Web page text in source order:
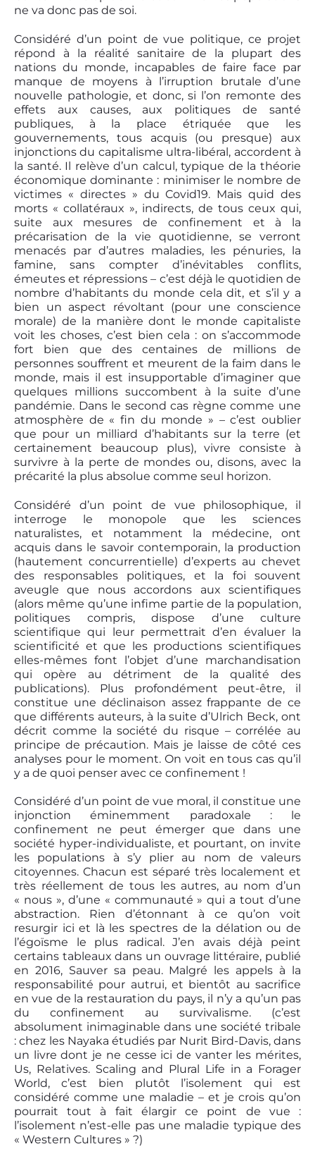
ne va donc pas de soi.
Considéré d’un point de vue politique, ce projet
répond à la réalité sanitaire de la plupart des
nations du monde, incapables de faire face par
manque de moyens à l’irruption brutale d’une
nouvelle pathologie, et donc, si l’on remonte des
effets aux causes, aux politiques de santé
publiques, à la place étriquée que les
gouvernements, tous acquis (ou presque) aux
injonctions du capitalisme ultra-libéral, accordent à
la santé. Il relève d’un calcul, typique de la théorie
économique dominante : minimiser le nombre de
victimes « directes » du Covid19. Mais quid des
morts « collatéraux », indirects, de tous ceux qui,
suite aux mesures de confinement et à la
précarisation de la vie quotidienne, se verront
menacés par d’autres maladies, les pénuries, la
famine, sans compter d’inévitables conflits,
émeutes et répressions – c’est déjà le quotidien de
nombre d’habitants du monde cela dit, et s’il y a
bien un aspect révoltant (pour une conscience
morale) de la manière dont le monde capitaliste
voit les choses, c’est bien cela : on s’accommode
fort bien que des centaines de millions de
personnes souffrent et meurent de la faim dans le
monde, mais il est insupportable d’imaginer que
quelques millions succombent à la suite d’une
pandémie. Dans le second cas règne comme une
atmosphère de « fin du monde » – c’est oublier
que pour un milliard d’habitants sur la terre (et
certainement beaucoup plus), vivre consiste à
survivre à la perte de mondes ou, disons, avec la
précarité la plus absolue comme seul horizon.
Considéré d’un point de vue philosophique, il
interroge le monopole que les sciences
naturalistes, et notamment la médecine, ont
acquis dans le savoir contemporain, la production
(hautement concurrentielle) d’experts au chevet
des responsables politiques, et la foi souvent
aveugle que nous accordons aux scientifiques
(alors même qu’une infime partie de la population,
politiques compris, dispose d’une culture
scientifique qui leur permettrait d’en évaluer la
scientificité et que les productions scientifiques
elles-mêmes font l’objet d’une marchandisation
qui opère au détriment de la qualité des
publications). Plus profondément peut-être, il
constitue une déclinaison assez frappante de ce
que différents auteurs, à la suite d’Ulrich Beck, ont
décrit comme la société du risque – corrélée au
principe de précaution. Mais je laisse de côté ces
analyses pour le moment. On voit en tous cas qu’il
y a de quoi penser avec ce confinement !
Considéré d’un point de vue moral, il constitue une
injonction éminemment paradoxale : le
confinement ne peut émerger que dans une
société hyper-individualiste, et pourtant, on invite
les populations à s’y plier au nom de valeurs
citoyennes. Chacun est séparé très localement et
très réellement de tous les autres, au nom d’un
« nous », d’une « communauté » qui a tout d’une
abstraction. Rien d’étonnant à ce qu’on voit
resurgir ici et là les spectres de la délation ou de
l’égoïsme le plus radical. J’en avais déjà peint
certains tableaux dans un ouvrage littéraire, publié
en 2016, Sauver sa peau. Malgré les appels à la
responsabilité pour autrui, et bientôt au sacrifice
en vue de la restauration du pays, il n’y a qu’un pas
du confinement au survivalisme. (c’est
absolument inimaginable dans une société tribale
: chez les Nayaka étudiés par Nurit Bird-Davis, dans
un livre dont je ne cesse ici de vanter les mérites,
Us, Relatives. Scaling and Plural Life in a Forager
World, c’est bien plutôt l’isolement qui est
considéré comme une maladie – et je crois qu’on
pourrait tout à fait élargir ce point de vue :
l’isolement n’est-elle pas une maladie typique des
« Western Cultures » ?)